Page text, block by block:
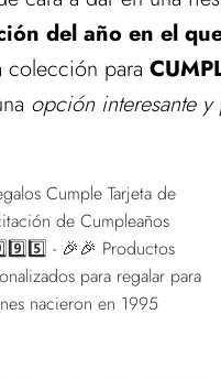
del año en el
colección para
opción interesante y